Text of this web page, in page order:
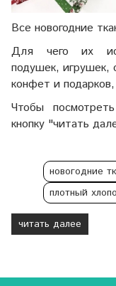
Все новогодние
Для чего их
подушек, игрушек,
конфет и
Чтобы
кнопку "читать
новогодние
плотный
читать далее